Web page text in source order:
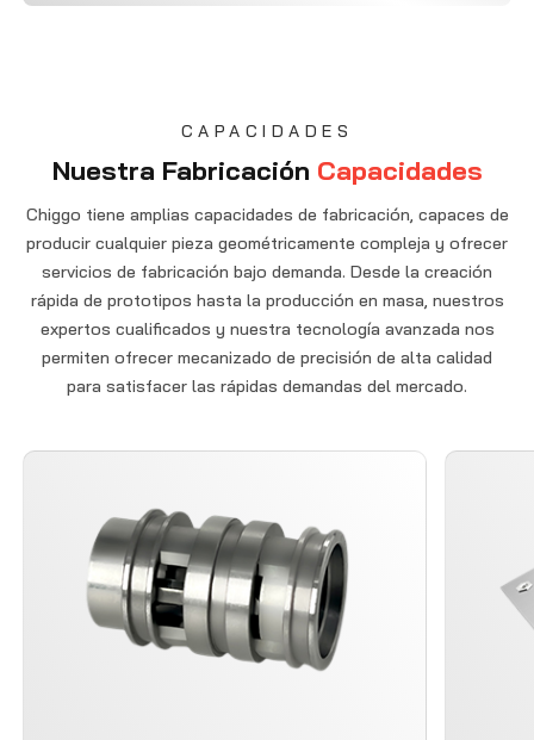
CAPACIDADES
Nuestra Fabricación Capacidades
Chiggo tiene amplias capacidades de fabricación, capaces de
producir cualquier pieza geométricamente compleja y ofrecer
servicios de fabricación bajo demanda. Desde la creación
rápida de prototipos hasta la producción en masa, nuestros
expertos cualificados y nuestra tecnología avanzada nos
permiten ofrecer mecanizado de precisión de alta calidad
para satisfacer las rápidas demandas del mercado.